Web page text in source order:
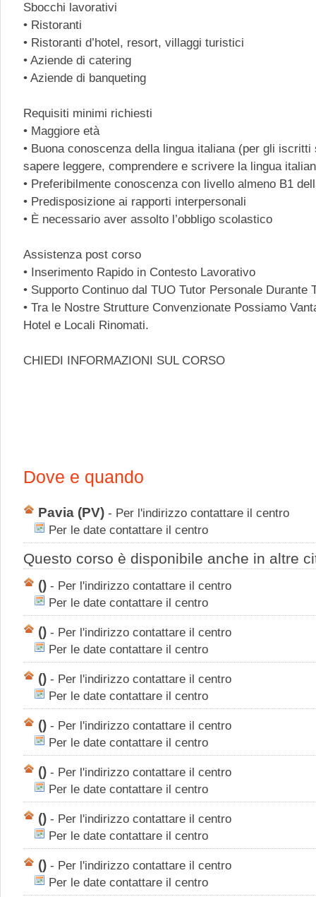
Sbocchi lavorativi
• Ristoranti
• Ristoranti d’hotel, resort, villaggi turistici
• Aziende di catering
• Aziende di banqueting
Requisiti minimi richiesti
• Maggiore età
• Buona conoscenza della lingua italiana (per gli
sapere leggere, comprendere e scrivere la lingua
• Preferibilmente conoscenza con livello almeno B1
• Predisposizione ai rapporti interpersonali
• È necessario aver assolto l’obbligo scolastico
Assistenza post corso
• Inserimento Rapido in Contesto Lavorativo
• Supporto Continuo dal TUO Tutor Personale Durante
• Tra le Nostre Strutture Convenzionate Possiamo
Hotel e Locali Rinomati.
CHIEDI INFORMAZIONI SUL CORSO
Dove e quando
Pavia (PV) - Per l'indirizzo contattare il centro
Per le date contattare il centro
Questo corso è disponibile anche in altre
() - Per l'indirizzo contattare il centro
Per le date contattare il centro
() - Per l'indirizzo contattare il centro
Per le date contattare il centro
() - Per l'indirizzo contattare il centro
Per le date contattare il centro
() - Per l'indirizzo contattare il centro
Per le date contattare il centro
() - Per l'indirizzo contattare il centro
Per le date contattare il centro
() - Per l'indirizzo contattare il centro
Per le date contattare il centro
() - Per l'indirizzo contattare il centro
Per le date contattare il centro